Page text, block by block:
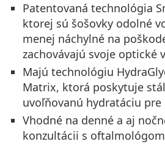
Patentovaná technológia
ktorej sú šošovky odolné
menej náchylné na
zachovávajú svoje optické
Majú technológiu
Matrix, ktorá poskytuje
uvoľňovanú hydratáciu
Vhodné na denné a aj
konzultácii s oftalmológom